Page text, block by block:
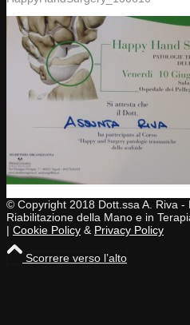
© Copyright 2018 Dott.ssa A. Riva -
Riabilitazione della Mano e in
| Cookie Policy & Privacy Policy
Scorrere verso l’alto